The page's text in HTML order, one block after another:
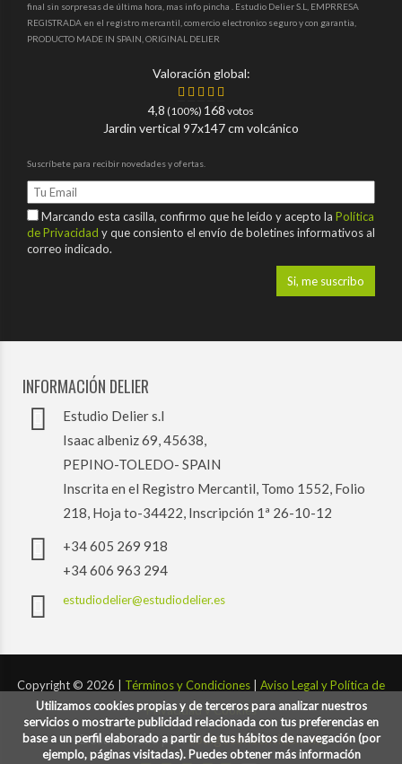
Utilizamos cookies propias y de terceros para analizar nuestros
servicios o mostrarte publicidad relacionada con tus preferencias en
base a un perfil elaborado a partir de tus hábitos de navegación (por
ejemplo, páginas visitadas). Puedes obtener más información
final sin sorpresas de última hora, mas info pincha . Estudio Delier S.L, EMPRRESA
REGISTRADA en el registro mercantil, comercio electronico seguro y con garantia,
PRODUCTO MADE IN SPAIN, ORIGINAL DELIER
Valoración global:
4,8 (100%) 168 votos
Jardin vertical 97x147 cm volcánico
Suscríbete para recibir novedades y ofertas.
Marcando esta casilla, confirmo que he leído y acepto la Política
de Privacidad y que consiento el envío de boletines informativos al
correo indicado.
INFORMACIÓN DELIER
Estudio Delier s.l
Isaac albeniz 69, 45638,
PEPINO-TOLEDO- SPAIN
Inscrita en el Registro Mercantil, Tomo 1552, Folio
218, Hoja to-34422, Inscripción 1ª 26-10-12
+34 605 269 918
+34 606 963 294
estudiodelier@estudiodelier.es
Copyright © 2026 | Términos y Condiciones
Aviso Legal y Política de
Privacidad y Cookies
Desarrollado por:codigoconsentido.com